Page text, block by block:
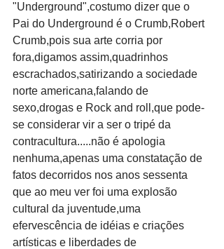
"Underground",costumo dizer que o
Pai do Underground é o Crumb,Robert
Crumb,pois sua arte corria por
fora,digamos assim,quadrinhos
escrachados,satirizando a sociedade
norte americana,falando de
sexo,drogas e Rock and roll,que pode-
se considerar vir a ser o tripé da
contracultura.....não é apologia
nenhuma,apenas uma constatação de
fatos decorridos nos anos sessenta
que ao meu ver foi uma explosão
cultural da juventude,uma
efervescência de idéias e criações
artísticas e liberdades de